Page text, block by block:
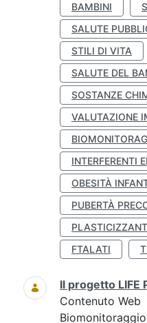
BAMBINI
SALUTE
STILI DI VITA
SALUTE DEL
SOSTANZE
VALUTAZIONE
INTERFERENTI
OBESITÀ
PUBERTÀ
FTALATI
Il progetto LIFE
Contenuto Web